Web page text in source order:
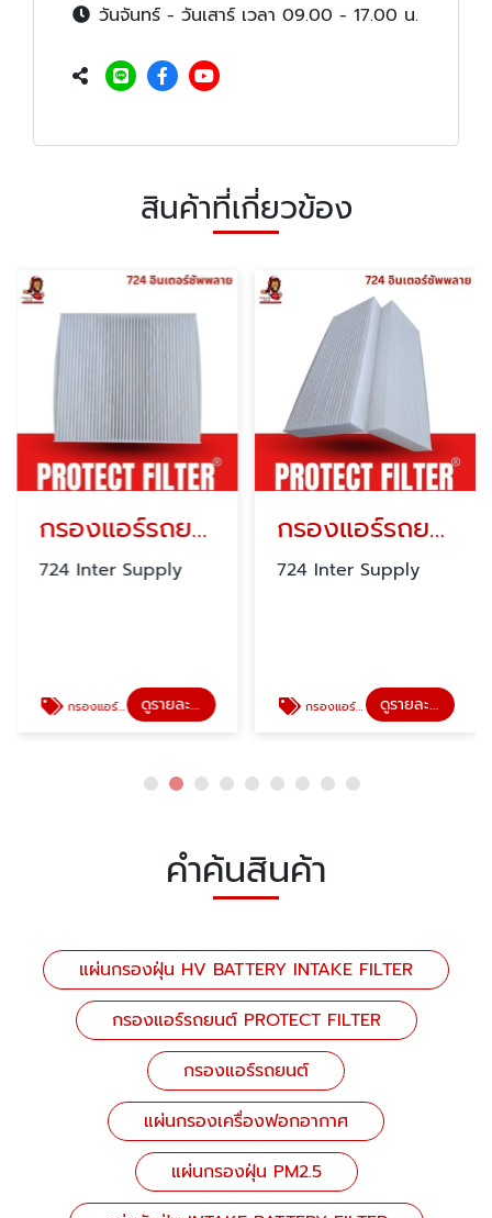
วันจันทร์ - วันเสาร์ เวลา 09.00 - 17.00 น.
สินค้าที่เกี่ยวข้อง
กรองแอร์รถยนต์ PROTECT FILTER
724 Inter Supply
กรองแอร์รถยนต์ PROTECT FILTER ดูรายละเอียด
กรองแอร์รถยนต์
724 Inter Supply
กรองแอร์รถยนต์ ดูรายละเอียด
คำค้นสินค้า
แผ่นกรองฝุ่น HV BATTERY INTAKE FILTER
กรองแอร์รถยนต์ PROTECT FILTER
กรองแอร์รถยนต์
แผ่นกรองเครื่องฟอกอากาศ
แผ่นกรองฝุ่น PM2.5